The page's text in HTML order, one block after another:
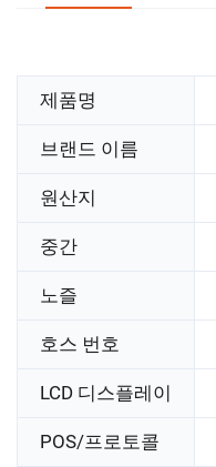
제품명
브랜드 이름
원산지
중간
노즐
호스 번호
LCD 디스플레이
POS/프로토콜